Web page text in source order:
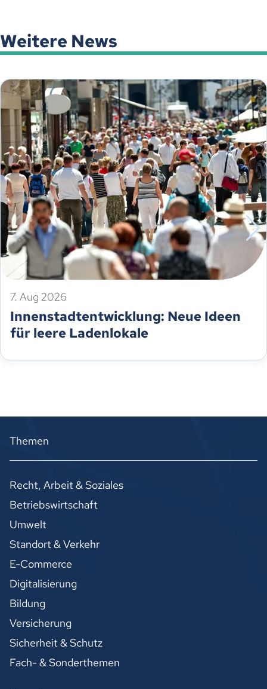
Weitere News
7. Aug 2026
Innenstadtentwicklung: Neue Ideen
für leere Ladenlokale
Themen
Recht, Arbeit & Soziales
Betriebswirtschaft
Umwelt
Standort & Verkehr
E-Commerce
Digitalisierung
Bildung
Versicherung
Sicherheit & Schutz
Fach- & Sonderthemen